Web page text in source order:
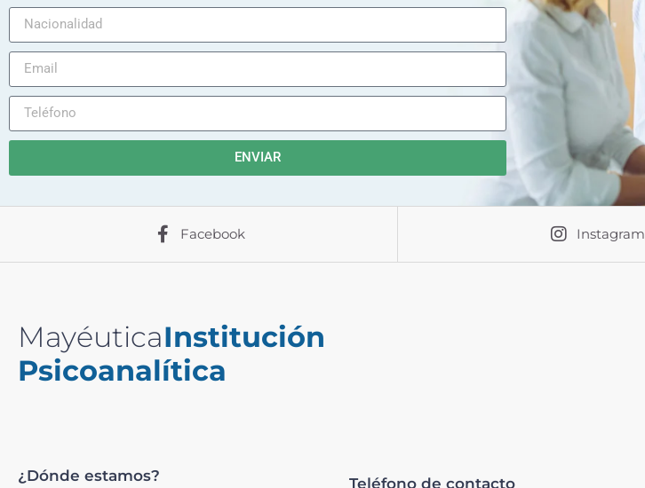
ENVIAR
Facebook Instagram
MayéuticaInstitución
Psicoanalítica
¿Dónde estamos? Teléfono de contacto